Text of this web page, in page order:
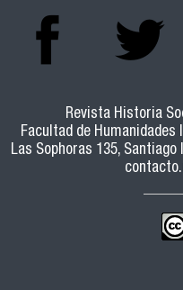
Revista Historia
Facultad de Humanidades
Las Sophoras 135,